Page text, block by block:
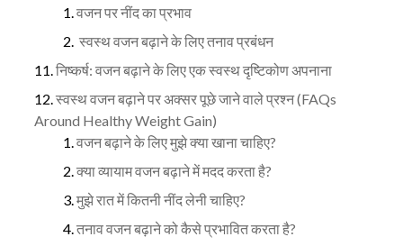
वजन पर नींद का प्रभाव
स्वस्थ वजन बढ़ाने के लिए तनाव प्रबंधन
निष्कर्ष: वजन बढ़ाने के लिए एक स्वस्थ दृष्टिकोण अपनाना
स्वस्थ वजन बढ़ाने पर अक्सर पूछे जाने वाले प्रश्न (FAQs
Around Healthy Weight Gain)
वजन बढ़ाने के लिए मुझे क्या खाना चाहिए?
क्या व्यायाम वजन बढ़ाने में मदद करता है?
मुझे रात में कितनी नींद लेनी चाहिए?
तनाव वजन बढ़ाने को कैसे प्रभावित करता है?